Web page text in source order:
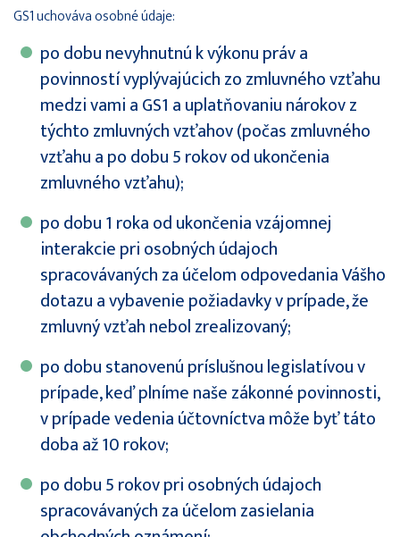
GS1 uchováva osobné údaje:
po dobu nevyhnutnú k výkonu práv a
povinností vyplývajúcich zo zmluvného vzťahu
medzi vami a GS1 a uplatňovaniu nárokov z
týchto zmluvných vzťahov (počas zmluvného
vzťahu a po dobu 5 rokov od ukončenia
zmluvného vzťahu);
po dobu 1 roka od ukončenia vzájomnej
interakcie pri osobných údajoch
spracovávaných za účelom odpovedania Vášho
dotazu a vybavenie požiadavky v prípade, že
zmluvný vzťah nebol zrealizovaný;
po dobu stanovenú príslušnou legislatívou v
prípade, keď plníme naše zákonné povinnosti,
v prípade vedenia účtovníctva môže byť táto
doba až 10 rokov;
po dobu 5 rokov pri osobných údajoch
spracovávaných za účelom zasielania